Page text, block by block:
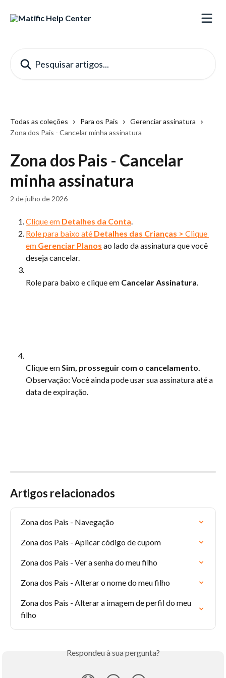
Todas as coleções Para os Pais
Gerenciar assinatura
Zona dos Pais - Cancelar minha assinatura
Zona dos Pais - Cancelar
minha assinatura
2 de julho de 2026
Clique em Detalhes da Conta.
Role para baixo até Detalhes das Crianças > Clique
em Gerenciar Planos ao lado da assinatura que você
deseja cancelar.
Role para baixo e clique em Cancelar Assinatura.
Clique em Sim, prosseguir com o cancelamento.
Observação: Você ainda pode usar sua assinatura até a
data de expiração.
Artigos relacionados
Zona dos Pais - Navegação
Zona dos Pais - Aplicar código de cupom
Zona dos Pais - Ver a senha do meu filho
Zona dos Pais - Alterar o nome do meu filho
Zona dos Pais - Alterar a imagem de perfil do meu
filho
Respondeu à sua pergunta?